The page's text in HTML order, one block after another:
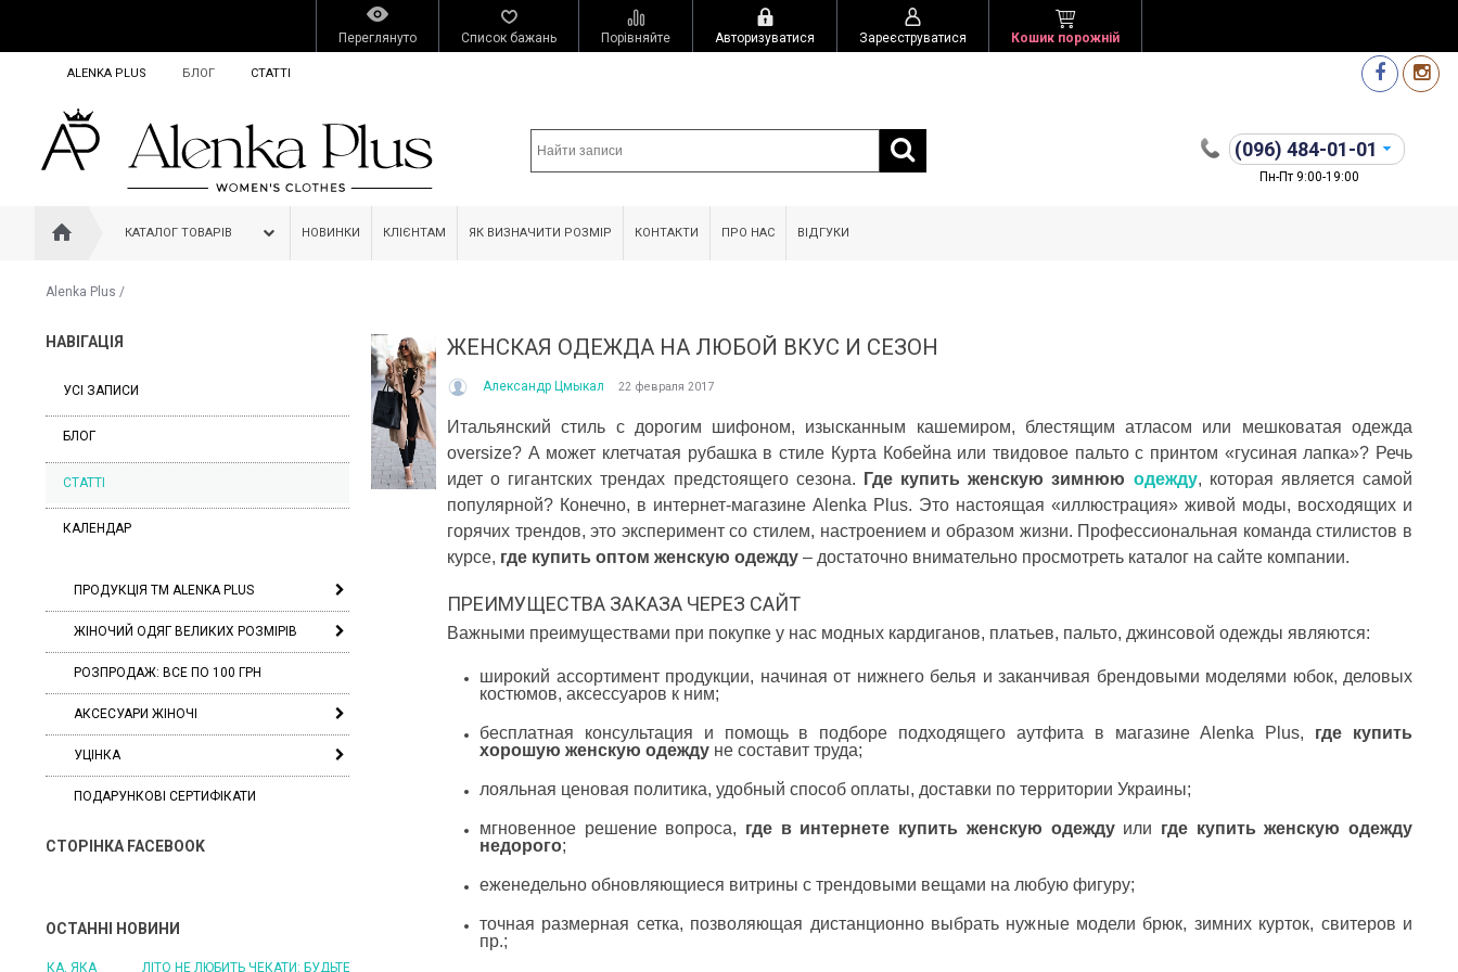
Переглянуто Список бажань Порівняйте Авторизуватися Зареєструватися Кошик порожній
ALENKA PLUS БЛОГ СТАТТІ
(096) 484-01-01
Пн-Пт 9:00-19:00
КАТАЛОГ ТОВАРІВ НОВИНКИ КЛІЄНТАМ ЯК ВИЗНАЧИТИ РОЗМІР КОНТАКТИ ПРО НАС ВІДГУКИ
Alenka Plus /
НАВІГАЦІЯ
УСІ ЗАПИСИ
БЛОГ
СТАТТІ
КАЛЕНДАР
ПРОДУКЦІЯ ТМ ALENKA PLUS
ЖІНОЧИЙ ОДЯГ ВЕЛИКИХ РОЗМІРІВ
РОЗПРОДАЖ: ВСЕ ПО 100 ГРН
АКСЕСУАРИ ЖІНОЧІ
УЦІНКА
ПОДАРУНКОВІ СЕРТИФІКАТИ
СТОРІНКА FACEBOOK
ОСТАННІ НОВИНИ
ЛІТО НЕ ЛЮБИТЬ ЧЕКАТИ: БУДЬТЕ ГОТОВІ ДО
ЖЕНСКАЯ ОДЕЖДА НА ЛЮБОЙ ВКУС И СЕЗОН
Александр Цмыкал 22 февраля 2017
Итальянский стиль с дорогим шифоном, изысканным кашемиром, блестящим атласом или мешковатая одежда
oversize? А может клетчатая рубашка в стиле Курта Кобейна или твидовое пальто с принтом «гусиная лапка»? Речь
идет о гигантских трендах предстоящего сезона.
Где купить женскую зимнюю одежду, которая является самой
популярной? Конечно, в интернет-магазине Alenka Plus. Это настоящая «иллюстрация» живой моды, восходящих и
горячих трендов, это эксперимент со стилем, настроением и образом жизни. Профессиональная команда стилистов в
курсе, где купить оптом женскую одежду – достаточно внимательно просмотреть каталог на сайте компании.
ПРЕИМУЩЕСТВА ЗАКАЗА ЧЕРЕЗ САЙТ
Важными преимуществами при покупке у нас модных кардиганов, платьев, пальто, джинсовой одежды являются:
широкий ассортимент продукции, начиная от нижнего белья и заканчивая брендовыми моделями юбок, деловых
костюмов, аксессуаров к ним;
бесплатная консультация и помощь в подборе подходящего аутфита в магазине Alenka Plus, где купить
хорошую женскую одежду не составит труда;
лояльная ценовая политика, удобный способ оплаты, доставки по территории Украины;
мгновенное решение вопроса, где в интернете купить женскую одеждуили где купить женскую одежду
недорого;
еженедельно обновляющиеся витрины с трендовыми вещами на любую фигуру;
точная размерная сетка, позволяющая дистанционно выбрать нужные модели брюк, зимних курток, свитеров и
пр.;